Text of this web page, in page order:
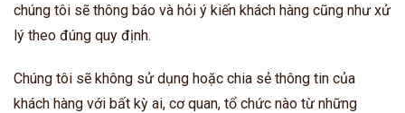
chúng tôi sẽ thông báo và hỏi ý kiến khách hàng cũng như xử
lý theo đúng quy định.
Chúng tôi sẽ không sử dụng hoặc chia sẻ thông tin của
khách hàng với bất kỳ ai, cơ quan, tổ chức nào từ những